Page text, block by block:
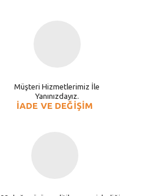
Müşteri Hizmetlerimiz İle
Yanınızdayız.
İADE VE DEĞİŞİM